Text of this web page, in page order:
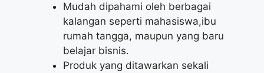
Mudah dipahami oleh berbagai
kalangan seperti mahasiswa,ibu
rumah tangga, maupun yang baru
belajar bisnis.
Produk yang ditawarkan sekali